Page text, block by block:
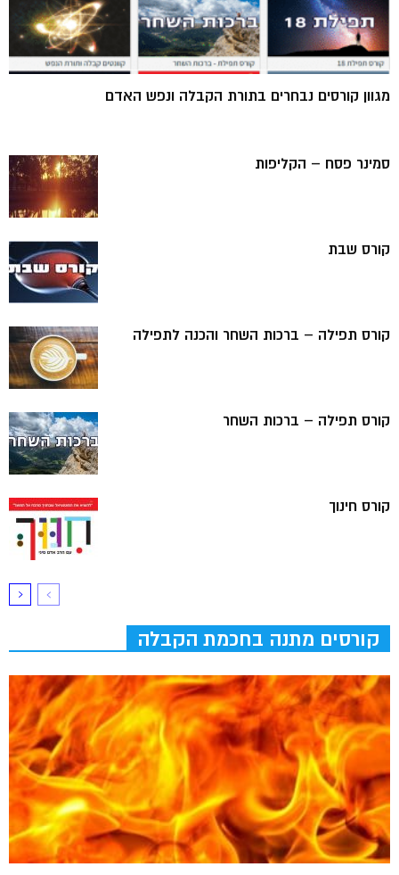
מגוון קורסים נבחרים בתורת הקבלה ונפש האדם
סמינר פסח – הקליפות
קורס שבת
קורס תפילה – ברכות השחר והכנה לתפילה
קורס תפילה – ברכות השחר
קורס חינוך
קורסים מתנה בחכמת הקבלה